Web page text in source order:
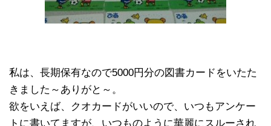
私は、長期保有なので5000円分の図書カードをいたた
きました～ありがと～。
欲をいえば、クオカードがいいので、いつもアンケー
トに書いてますが、いつものように華麗にスルーされ